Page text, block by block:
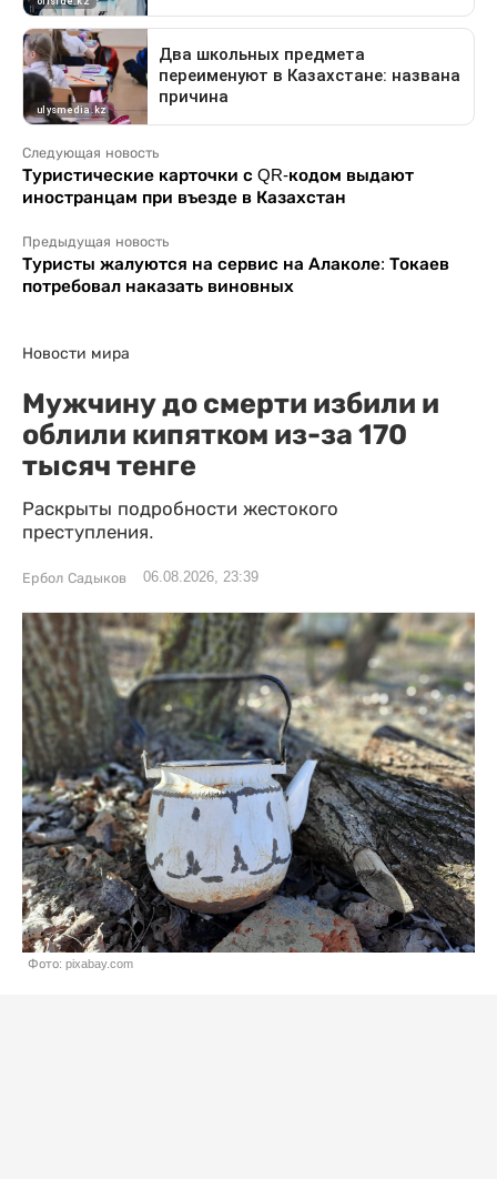
Следующая новость
Туристические карточки с QR-кодом выдают
иностранцам при въезде в Казахстан
Предыдущая новость
Туристы жалуются на сервис на Алаколе: Токаев
потребовал наказать виновных
Новости мира
Мужчину до смерти избили и
облили кипятком из-за 170
тысяч тенге
Раскрыты подробности жестокого
преступления.
Ербол Садыков 06.08.2026, 23:39
Фото: pixabay.com